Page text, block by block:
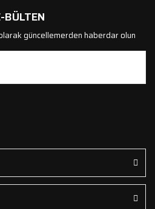
BÜLTEN
güncellemerden haberdar olun